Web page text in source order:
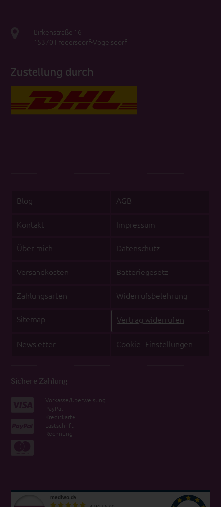
Birkenstraße 16
15370 Fredersdorf-Vogelsdorf
Blog AGB
Kontakt Impressum
Über mich Datenschutz
Versandkosten Batteriegesetz
Zahlungsarten Widerrufsbelehrung
Sitemap Vertrag widerrufen
Newsletter Cookie- Einstellungen
Sichere Zahlung
Vorkasse/Überweisung
PayPal
Kreditkarte
Lastschrift
Rechnung